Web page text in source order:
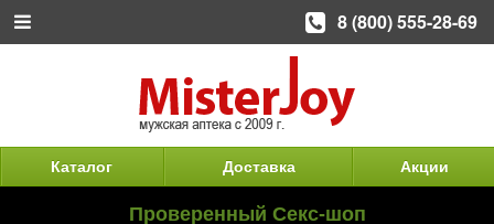
Каталог Доставка Акции
Проверенный Секс-шоп
8 (800) 555-28-69